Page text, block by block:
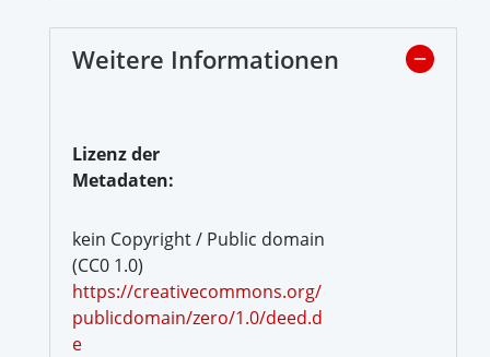
Weitere Informationen
Lizenz der
Metadaten:
kein Copyright / Public domain
(CC0 1.0)
https://creativecommons.org/
publicdomain/zero/1.0/deed.d
e